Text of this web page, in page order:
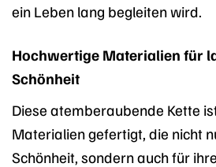
ein Leben lang begleiten wird.
Hochwertige Materialien für
Schönheit
Diese atemberaubende Kette
Materialien gefertigt, die nicht
Schönheit, sondern auch für